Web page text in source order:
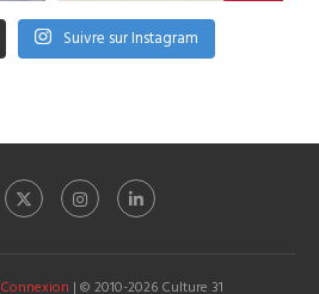
Suivre sur Instagram
Connexion | © 2010-2026 Culture 31